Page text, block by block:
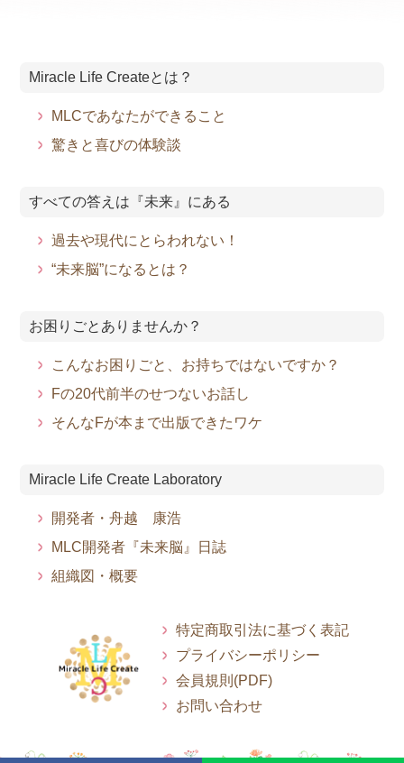
特定商取引法に基づく表記
プライバシーポリシー
会員規則(PDF)
お問い合わせ
Miracle Life Createとは？
MLCであなたができること
驚きと喜びの体験談
すべての答えは『未来』にある
過去や現代にとらわれない！
“未来脳”になるとは？
お困りごとありませんか？
こんなお困りごと、お持ちではないですか？
Fの20代前半のせつないお話し
そんなFが本まで出版できたワケ
Miracle Life Create Laboratory
開発者・舟越 康浩
MLC開発者『未来脳』日誌
組織図・概要